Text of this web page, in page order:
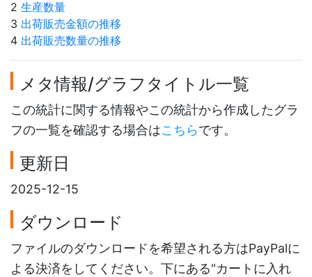
2 生産数量
3 出荷販売金額の推移
4 出荷販売数量の推移
メタ情報/グラフタイトル一覧
この統計に関する情報やこの統計から作成したグラ
フの一覧を確認する場合はこちらです。
更新日
2025-12-15
ダウンロード
ファイルのダウンロードを希望される方はPayPalに
よる決済をしてください。下にある"カートに入れ